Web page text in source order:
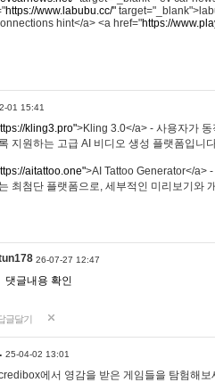
https://www.labubu.cc/"
hint</a> <a href="https://
01 15:41
kling3.pro">Kling 3.0</a> - 사용자가
지원하는 고급 AI 비디오 생성 플랫폼입니
aitattoo.one">AI Tattoo Generator</a>
최첨단 플랫폼으로, 세부적인 미리보기와
26-07-27 12:47
댓글내용 확인
글달기
25-04-02 13:01
에서 영감을 받은 게임들을 탐험해